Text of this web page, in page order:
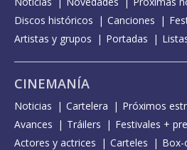
Discos históricos
Canciones
Artistas y grupos
Portadas
CINEMANÍA
Noticias Cartelera Próximos
Avances
Tráilers
Festivales +
Actores y actrices
Carteles